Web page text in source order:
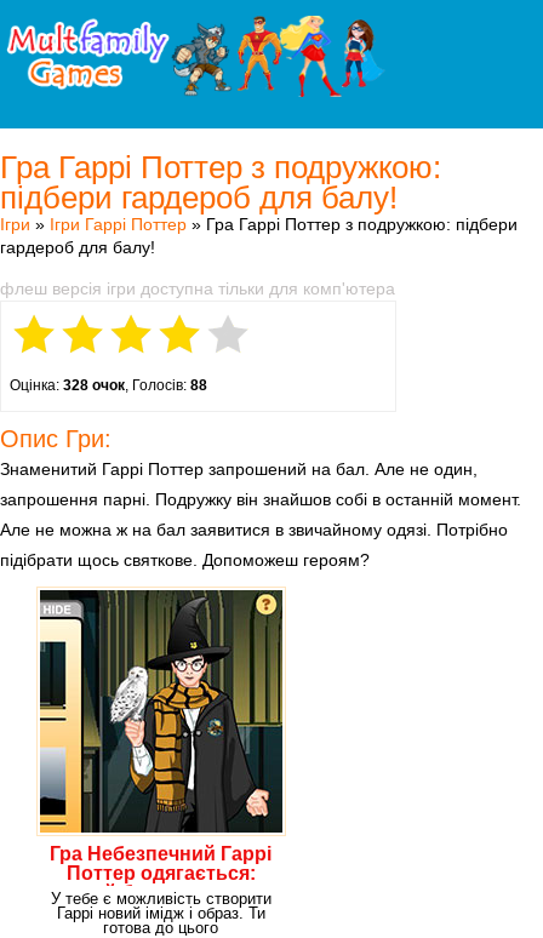
Гра Гаррі Поттер з подружкою:
підбери гардероб для балу!
Ігри » Ігри Гаррі Поттер » Гра Гаррі Поттер з подружкою: підбери
гардероб для балу!
флеш версія ігри доступна тільки для комп'ютера
Оцінка: 328 очок, Голосів: 88
Опис Гри:
Знаменитий Гаррі Поттер запрошений на бал. Але не один,
запрошення парні. Подружку він знайшов собі в останній момент.
Але не можна ж на бал заявитися в звичайному одязі. Потрібно
підібрати щось святкове. Допоможеш героям?
Гра Небезпечний Гаррі
Поттер одягається:
грай безкоштовно
онлайн!
У тебе є можливість створити
Гаррі новий імідж і образ. Ти
готова до цього